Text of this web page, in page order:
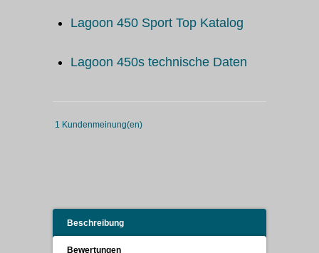
Lagoon 450 Sport Top Katalog
Lagoon 450s technische Daten
1 Kundenmeinung(en)
Beschreibung
Bewertungen